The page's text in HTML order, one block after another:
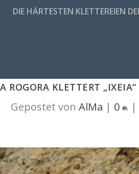
DIE HÄRTESTEN KLETTEREIEN
ROGORA KLETTERT
Gepostet von AlMa | 0 |